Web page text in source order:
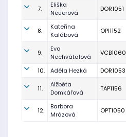
7.
Eliška
Neuerová
DOR1051
8.
Kateřina
Kalábová
OPI1152
9.
Eva
Nechvátalová
VCB1060
10. Adéla Hezká DOR1053
11.
Alžběta
Domkářová
TAP1156
12.
Barbora
Mrázová
OPT1050